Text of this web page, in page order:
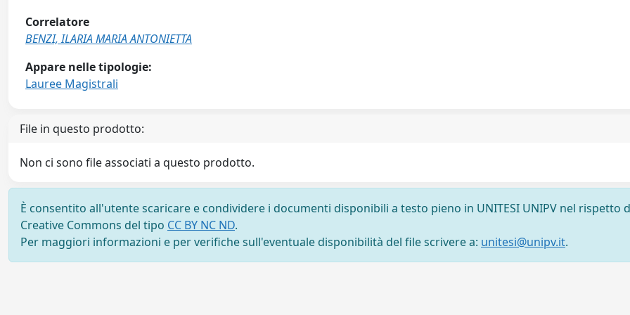
Correlatore
BENZI, ILARIA MARIA ANTONIETTA
Appare nelle tipologie:
Lauree Magistrali
File in questo prodotto:
Non ci sono file associati a questo prodotto.
È consentito all'utente scaricare e condividere i documenti disponibili a testo pieno in UNITESI UNIPV nel rispetto
Creative Commons del tipo CC BY NC ND.
Per maggiori informazioni e per verifiche sull'eventuale disponibilità del file scrivere a: unitesi@unipv.it.